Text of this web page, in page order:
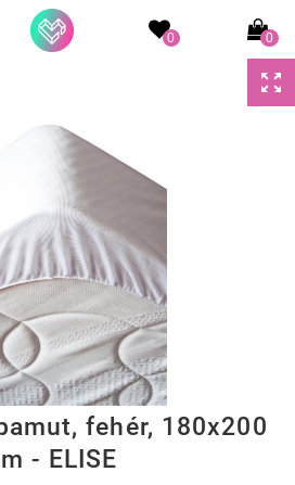
0 0
fehér, 180x200
- ELISE